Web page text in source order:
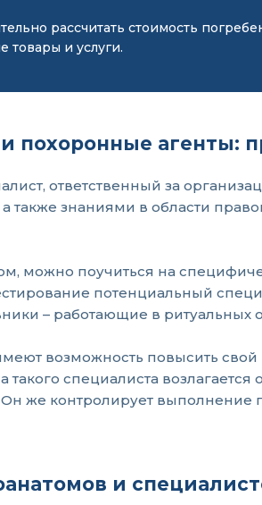
рассчитать стоимость
товары и услуги.
похоронные агенты:
ответственный за
также знаниями в области
можно поучиться на
потенциальный
– работающие в ритуальных
возможность повысить
такого специалиста
Он же контролирует выполнение
и